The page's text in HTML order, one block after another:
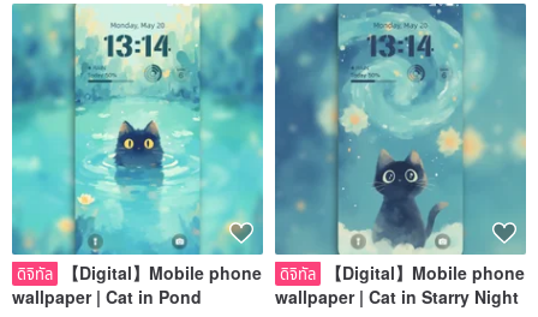
ดิจิทัล
【Digital】Mobile phone
wallpaper | Cat in Pond
ดิจิทัล
【Digital】Mobile phone
wallpaper | Cat in Starry Night